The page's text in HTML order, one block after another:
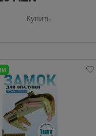
Купить